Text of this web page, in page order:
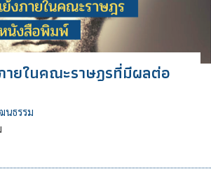
ายในคณะราษฎรที่มีผลต่อ
นธรรม